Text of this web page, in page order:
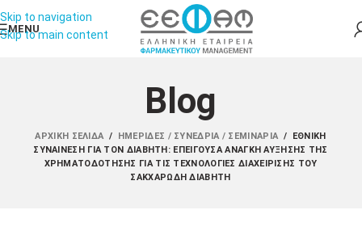
Skip to navigation
Skip to main content
MENU
Blog
ΑΡΧΙΚΉ ΣΕΛΊΔΑ / ΗΜΕΡΊΔΕΣ / ΣΥΝΈΔΡΙΑ / ΣΕΜΙΝΆΡΙΑ /
ΕΘΝΙΚΉ
ΣΥΝΑΊΝΕΣΗ ΓΙΑ ΤΟΝ ΔΙΑΒΉΤΗ: ΕΠΕΊΓΟΥΣΑ ΑΝΆΓΚΗ ΑΎΞΗΣΗΣ ΤΗΣ
ΧΡΗΜΑΤΟΔΌΤΗΣΗΣ ΓΙΑ ΤΙΣ ΤΕΧΝΟΛΟΓΊΕΣ ΔΙΑΧΕΊΡΙΣΗΣ ΤΟΥ
ΣΑΚΧΑΡΏΔΗ ΔΙΑΒΉΤΗ